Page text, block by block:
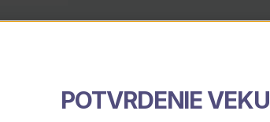
POTVRDENIE VEKU